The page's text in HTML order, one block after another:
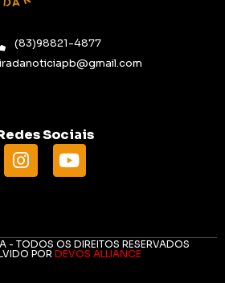
(83)98821-4877
Sociais
- TODOS OS DIREITOS RESERVADOS
POR DEVOS ALLIANCE